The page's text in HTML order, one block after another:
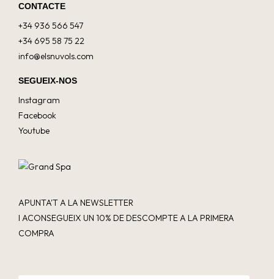
CONTACTE
+34 936 566 547
+34 695 58 75 22
info@elsnuvols.com
SEGUEIX-NOS
Instagram
Facebook
Youtube
APUNTA'T A LA NEWSLETTER
I ACONSEGUEIX UN 10% DE DESCOMPTE A LA PRIMERA
COMPRA